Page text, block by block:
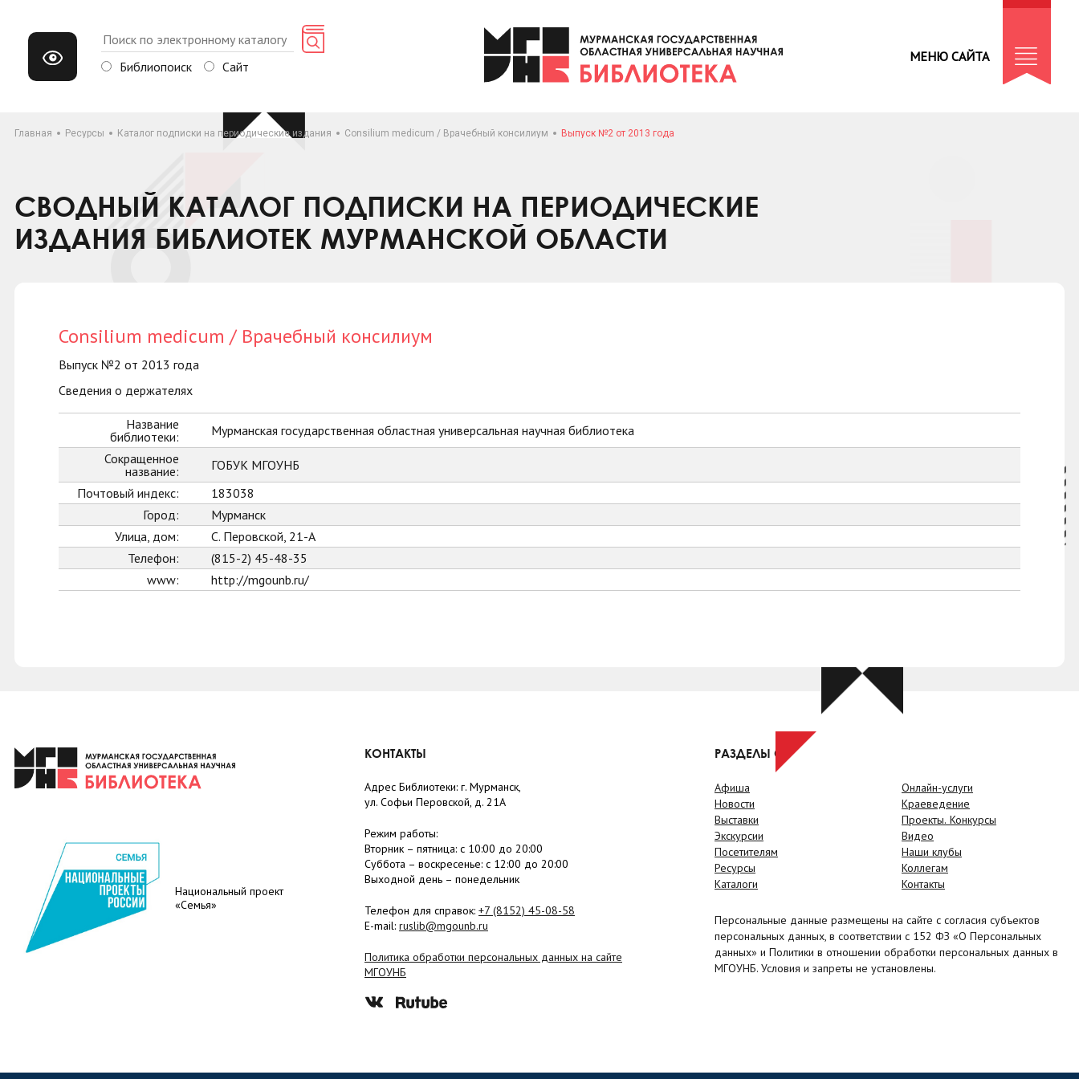
Библиопоиск Сайт
МЕНЮ САЙТА
Главная Ресурсы Каталог подписки на периодические издания Consilium medicum / Врачебный консилиум Выпуск №2 от 2013 года
СВОДНЫЙ КАТАЛОГ ПОДПИСКИ НА ПЕРИОДИЧЕСКИЕ
ИЗДАНИЯ БИБЛИОТЕК МУРМАНСКОЙ ОБЛАСТИ
Consilium medicum / Врачебный консилиум
Выпуск №2 от 2013 года
Сведения о держателях
Название
библиотеки:
Мурманская государственная областная универсальная научная библиотека
Сокращенное
название:
ГОБУК МГОУНБ
Почтовый индекс:
183038
Город:
Мурманск
Улица, дом:
С. Перовской, 21-А
Телефон:
(815-2) 45-48-35
www:
http://mgounb.ru/
Национальный проект
«Семья»
КОНТАКТЫ
Адрес Библиотеки: г. Мурманск,
ул. Софьи Перовской, д. 21А
Режим работы:
Вторник – пятница: с 10:00 до 20:00
Суббота – воскресенье: c 12:00 до 20:00
Выходной день – понедельник
Телефон для справок: +7 (8152) 45-08-58
E-mail: ruslib@mgounb.ru
Политика обработки персональных данных на сайте
МГОУНБ
РАЗДЕЛЫ САЙТА
Афиша
Новости
Выставки
Экскурсии
Посетителям
Ресурсы
Каталоги
Онлайн-услуги
Краеведение
Проекты. Конкурсы
Видео
Наши клубы
Коллегам
Контакты
Персональные данные размещены на сайте с согласия субъектов
персональных данных, в соответствии с 152 ФЗ «О Персональных
данных» и Политики в отношении обработки персональных данных в
МГОУНБ. Условия и запреты не установлены.